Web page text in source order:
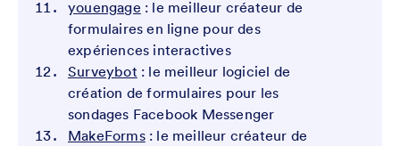
youengage : le meilleur créateur de
formulaires en ligne pour des
expériences interactives
Surveybot : le meilleur logiciel de
création de formulaires pour les
sondages Facebook Messenger
MakeForms: le meilleur créateur de